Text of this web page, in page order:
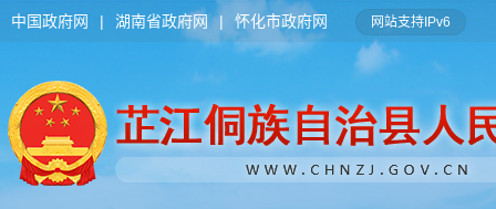
中国政府网 | 湖南省政府网 | 怀化市政府网 网站支持IPv6